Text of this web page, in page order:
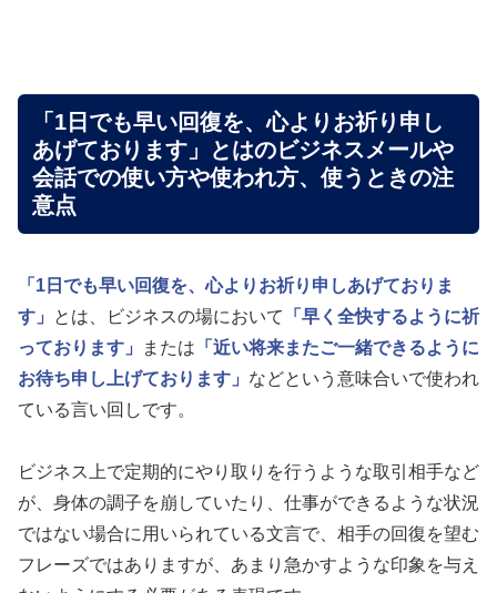
「1日でも早い回復を、心よりお祈り申し
あげております」とはのビジネスメールや
会話での使い方や使われ方、使うときの注
意点
「1日でも早い回復を、心よりお祈り申しあげておりま
す」
とは、ビジネスの場において
「早く全快するように祈
っております」
または 「近い将来またご一緒できるように
お待ち申し上げております」 などという意味合いで使われ
ている言い回しです。
ビジネス上で定期的にやり取りを行うような取引相手など
が、身体の調子を崩していたり、仕事ができるような状況
ではない場合に用いられている文言で、相手の回復を望む
フレーズではありますが、あまり急かすような印象を与え